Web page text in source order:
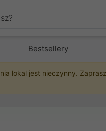
Bestsellery
lokal jest nieczynny.